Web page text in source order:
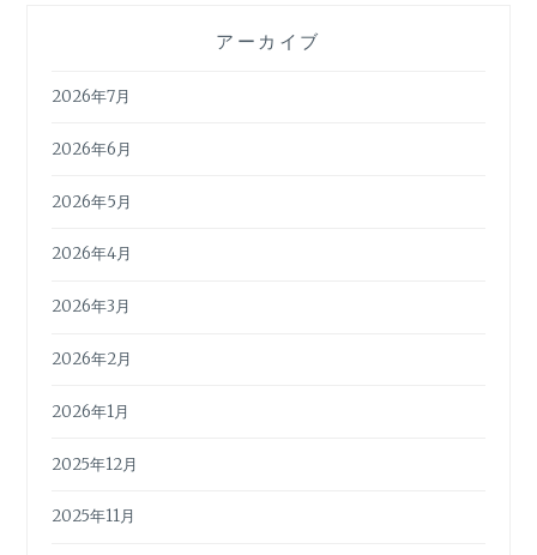
アーカイブ
2026年7月
2026年6月
2026年5月
2026年4月
2026年3月
2026年2月
2026年1月
2025年12月
2025年11月